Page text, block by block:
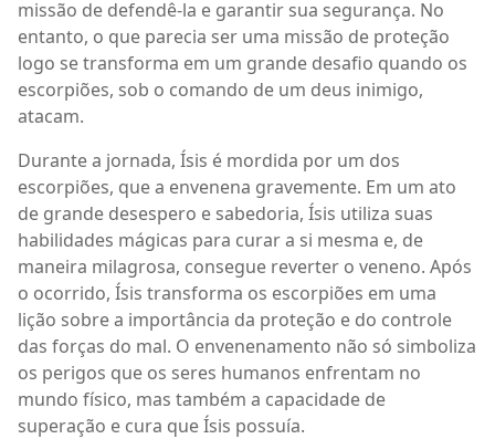
missão de defendê-la e garantir sua segurança. No
entanto, o que parecia ser uma missão de proteção
logo se transforma em um grande desafio quando os
escorpiões, sob o comando de um deus inimigo,
atacam.
Durante a jornada, Ísis é mordida por um dos
escorpiões, que a envenena gravemente. Em um ato
de grande desespero e sabedoria, Ísis utiliza suas
habilidades mágicas para curar a si mesma e, de
maneira milagrosa, consegue reverter o veneno. Após
o ocorrido, Ísis transforma os escorpiões em uma
lição sobre a importância da proteção e do controle
das forças do mal. O envenenamento não só simboliza
os perigos que os seres humanos enfrentam no
mundo físico, mas também a capacidade de
superação e cura que Ísis possuía.